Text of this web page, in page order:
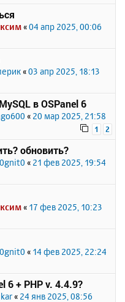
«04 апр 2025, 00:06
«03 апр 2025, 18:13
в OSPanel 6
« 20 мар 2025, 21:58
1 2
обновить?
« 21 фев 2025, 19:54
« 17 фев 2025, 10:23
« 14 фев 2025, 22:24
6 + PHP v. 4.4.9?
« 24 янв 2025, 08:56